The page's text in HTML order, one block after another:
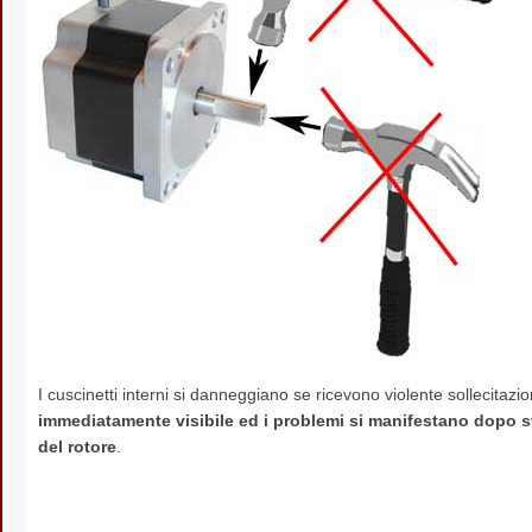
I cuscinetti interni si danneggiano se ricevono violente
immediatamente visibile ed i problemi si manifestano
del rotore.